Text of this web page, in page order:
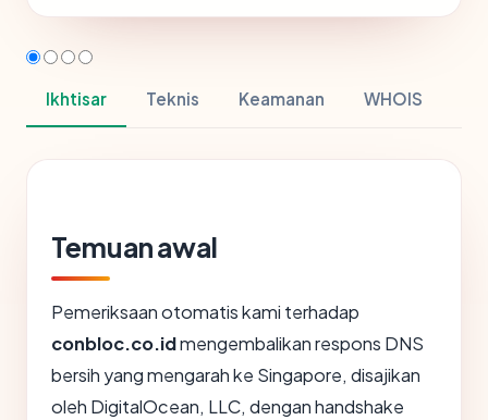
Ikhtisar Teknis Keamanan WHOIS
Temuan awal
Pemeriksaan otomatis kami terhadap
conbloc.co.idmengembalikan respons DNS
bersih yang mengarah ke Singapore, disajikan
oleh DigitalOcean, LLC, dengan handshake